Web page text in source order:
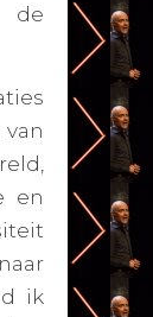
de
en
ik